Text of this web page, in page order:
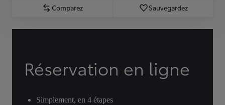
Comparez Sauvegardez
Réservation en ligne
Simplement, en 4 étapes